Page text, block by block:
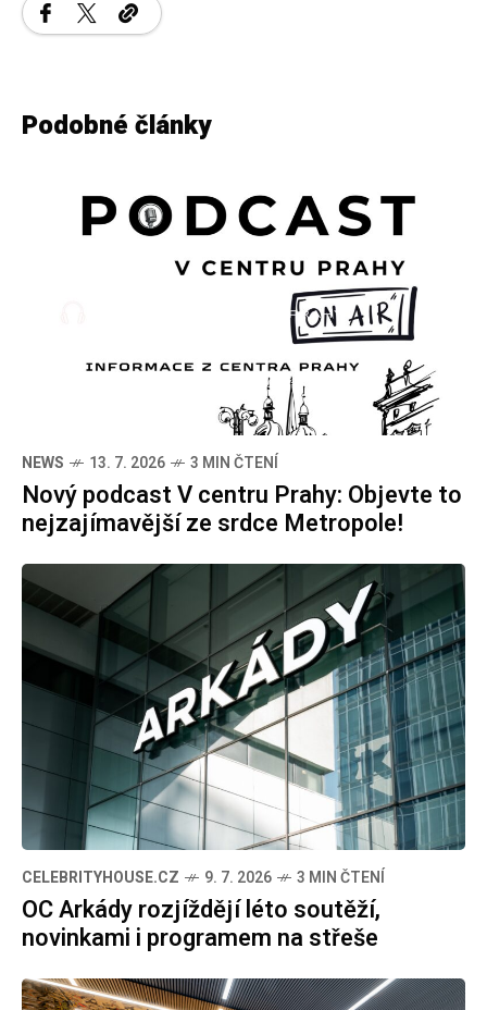
Podobné články
NEWS 13. 7. 2026 3 MIN ČTENÍ
Nový podcast V centru Prahy: Objevte to
nejzajímavější ze srdce Metropole!
CELEBRITYHOUSE.CZ 9. 7. 2026 3 MIN ČTENÍ
OC Arkády rozjíždějí léto soutěží,
novinkami i programem na střeše